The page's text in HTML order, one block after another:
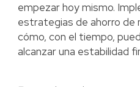
empezar hoy mismo.
estrategias de ahorro de
cómo, con el tiempo,
alcanzar una estabilidad